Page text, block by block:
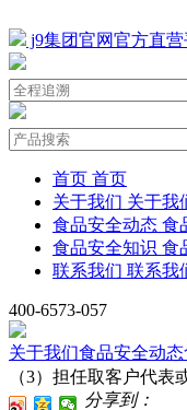
j9集团官网官方直
首页 首页
关于我们 关于我
食品安全动态 食
食品安全知识 食
联系我们 联系我
400-6573-057
关于我们食品安全动态
（3）担任取客户代
分享到：